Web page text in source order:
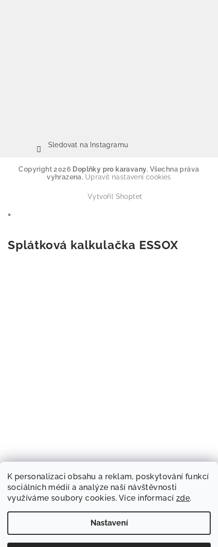
K personalizaci obsahu a reklam, poskytování funkcí
sociálních médií a analýze naší návštěvnosti
využíváme soubory cookies. Více informací zde.
Nastavení
Sledovat na Instagramu
Copyright 2026 Doplňky pro karavany. Všechna práva
vyhrazena. Upravit nastavení cookies
Vytvořil Shoptet
×
Splátková kalkulačka ESSOX